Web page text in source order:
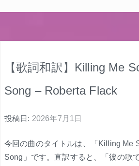
【歌詞和訳】Killing Me
Song – Roberta Flack
投稿日: 2026年7月1日
今回の曲のタイトルは、「Killing Me
Song」です。直訳すると、「彼の歌